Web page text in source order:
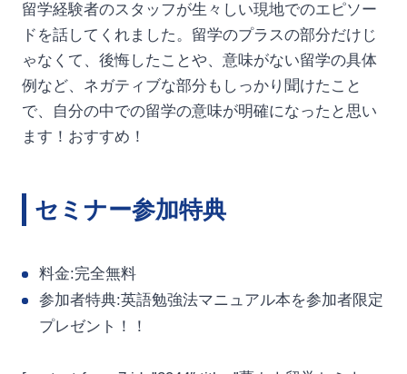
留学経験者のスタッフが生々しい現地でのエピソー
ドを話してくれました。留学のプラスの部分だけじ
ゃなくて、後悔したことや、意味がない留学の具体
例など、ネガティブな部分もしっかり聞けたこと
で、自分の中での留学の意味が明確になったと思い
ます！おすすめ！
セミナー参加特典
料金:完全無料
参加者特典:英語勉強法マニュアル本を参加者限定
プレゼント！！